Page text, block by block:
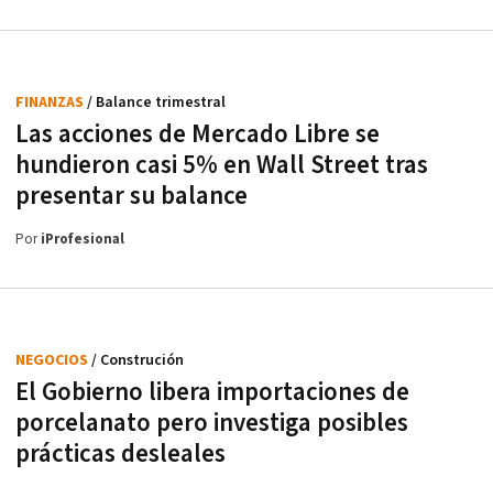
Las acciones de Mercado Libre se
hundieron casi 5% en Wall Street tras
presentar su balance
FINANZAS / Balance trimestral
PoriProfesional
El Gobierno libera importaciones de
porcelanato pero investiga posibles
prácticas desleales
NEGOCIOS / Construción